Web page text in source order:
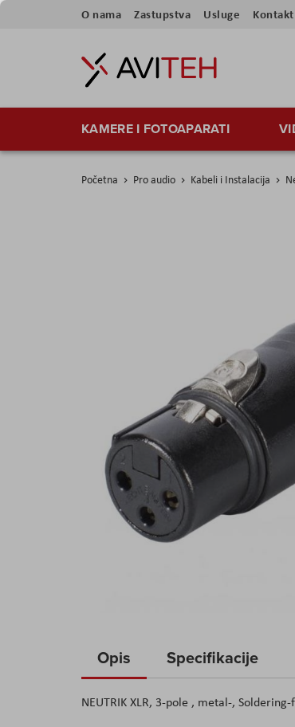
Preskoči
sadržaj
O nama Zastupstva Usluge Kontakt
KAMERE I FOTOAPARATI
Početna Pro audio Kabeli i Instalacija
the
of
Opis
NEUTRIK XLR, 3-pole , metal-,
Specifikacije